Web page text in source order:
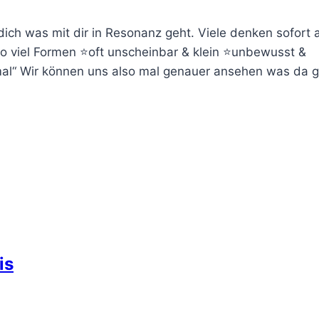
was mit dir in Resonanz geht. Viele denken sofort
Formen ⭐oft unscheinbar & klein ⭐unbewusst &
Wir können uns also mal genauer ansehen was da